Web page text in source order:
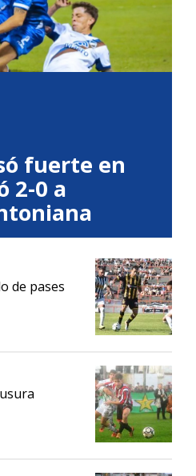
fuerte en
2-0 a
de pases